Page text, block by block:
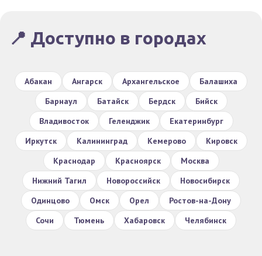
📍 Доступно в городах
Абакан Ангарск Архангельское
Балашиха
Барнаул
Батайск Бердск
Бийск
Владивосток
Геленджик
Екатеринбург
Иркутск
Калининград Кемерово
Кировск
Краснодар
Красноярск
Москва
Нижний Тагил
Новороссийск
Новосибирск
Одинцово
Омск Орел
Ростов-на-Дону
Сочи
Тюмень Хабаровск Челябинск